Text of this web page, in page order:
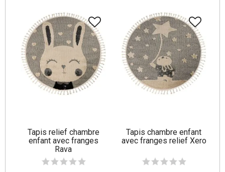
Tapis relief chambre
enfant avec franges
Rava
Tapis chambre enfant
avec franges relief Xero